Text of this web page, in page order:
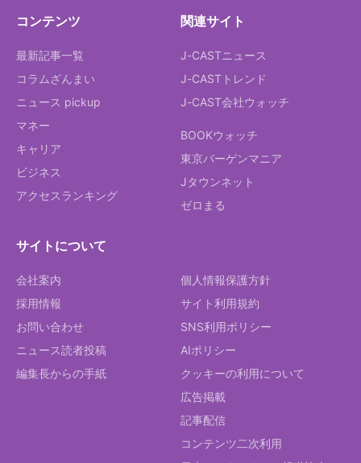
コンテンツ
最新記事一覧
コラムざんまい
ニュース pickup
マネー
キャリア
ビジネス
アクセスランキング
関連サイト
J-CASTニュース
J-CASTトレンド
J-CAST会社ウォッチ
BOOKウォッチ
東京バーゲンマニア
Jタウンネット
ゼロまる
サイトについて
会社案内
採用情報
お問い合わせ
ニュース読者投稿
編集長からの手紙
個人情報保護方針
サイト利用規約
SNS利用ポリシー
AIポリシー
クッキーの利用について
広告掲載
記事配信
コンテンツ二次利用